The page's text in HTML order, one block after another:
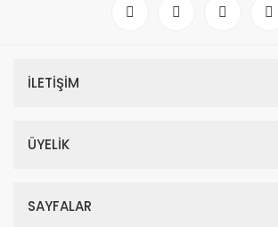
İLETİŞİM
ÜYELİK
SAYFALAR